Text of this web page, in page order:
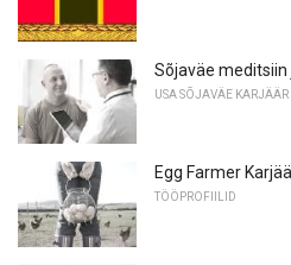
Sõjaväe
USA SÕJAVÄE KARJÄÄR
Egg Farmer
TÖÖPROFIILID